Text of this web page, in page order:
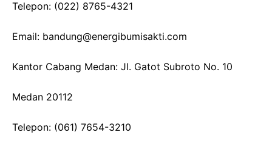
Telepon: (022) 8765-4321
Email: bandung@energibumisakti.com
Kantor Cabang Medan: Jl. Gatot Subroto No. 10
Medan 20112
Telepon: (061) 7654-3210